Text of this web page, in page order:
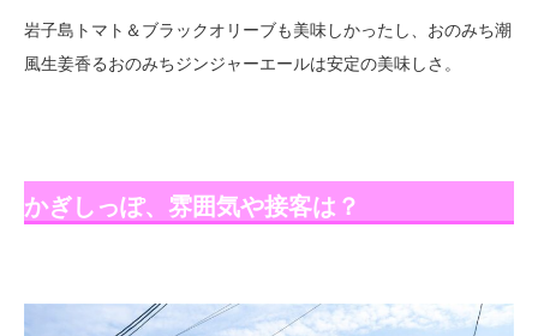
岩子島トマト＆ブラックオリーブも美味しかったし、おのみち潮
風生姜香るおのみちジンジャーエールは安定の美味しさ。
かぎしっぽ、雰囲気や接客は？